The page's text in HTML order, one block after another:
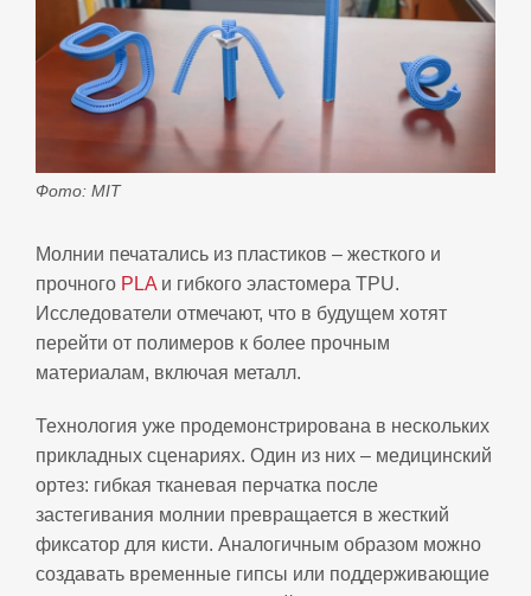
Фото: MIT
Молнии печатались из пластиков – жесткого и
прочного PLA и гибкого эластомера TPU.
Исследователи отмечают, что в будущем хотят
перейти от полимеров к более прочным
материалам, включая металл.
Технология уже продемонстрирована в нескольких
прикладных сценариях. Один из них – медицинский
ортез: гибкая тканевая перчатка после
застегивания молнии превращается в жесткий
фиксатор для кисти. Аналогичным образом можно
создавать временные гипсы или поддерживающие